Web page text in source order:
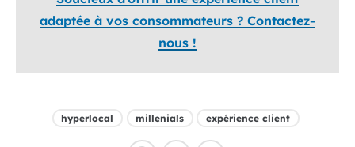
adaptée à vos consommateurs ? Contactez-
nous !
hyperlocal millenials expérience client